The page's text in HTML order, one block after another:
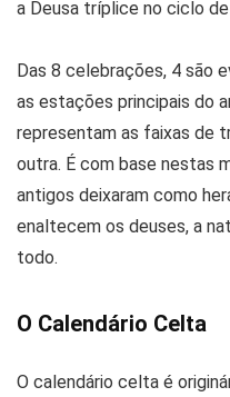
a Deusa tríplice no ciclo
Das 8 celebrações, 4 são
as estações principais do
representam as faixas de
outra. É com base nestas
antigos deixaram como
enaltecem os deuses, a
todo.
O Calendário Celta
O calendário celta é